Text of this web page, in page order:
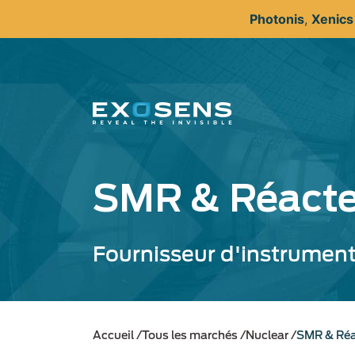
Photonis, Xenics
SMR &
Fournisseur
Accueil Tous les marchés Nuclear SMR &